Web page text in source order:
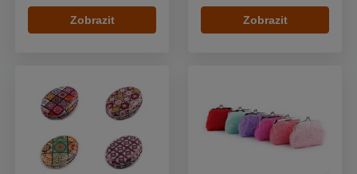
Zobrazit Zobrazit